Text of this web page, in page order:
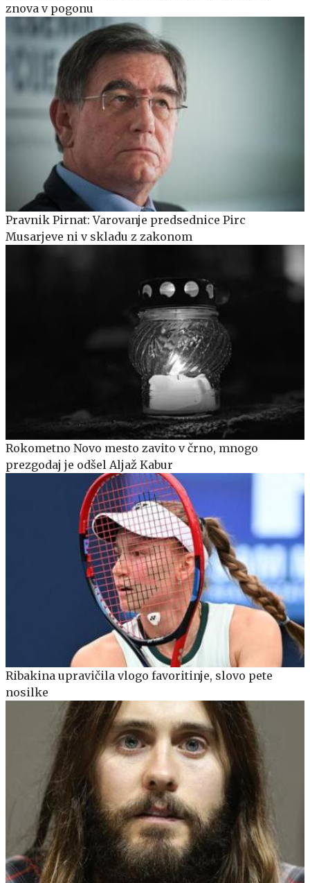
znova v pogonu
Pravnik Pirnat: Varovanje predsednice Pirc
Musarjeve ni v skladu z zakonom
Rokometno Novo mesto zavito v črno, mnogo
prezgodaj je odšel Aljaž Kabur
Ribakina upravičila vlogo favoritinje, slovo pete
nosilke